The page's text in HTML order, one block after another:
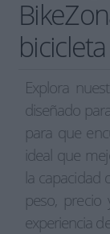
Explora
diseñado
para que
ideal que
la capacidad
peso,
experiencia